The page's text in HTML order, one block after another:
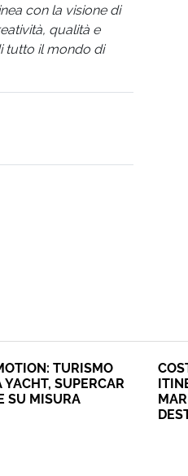
con la visione di
qualità e
tutto il mondo di
TURISMO
YACHT, SUPERCAR
SU MISURA